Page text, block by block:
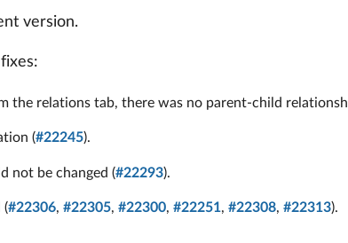
version.
the relations tab, there was no parent-child
(#22245).
not be changed (#22293).
(#22306, #22305, #22300, #22251, #22308, #22313).